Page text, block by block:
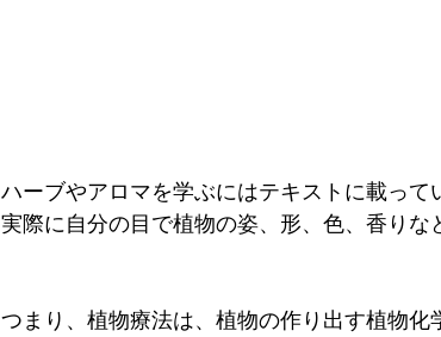
ハーブやアロマを学ぶにはテキストに載って
実際に自分の目で植物の姿、形、色、香りな
つまり、植物療法は、植物の作り出す植物